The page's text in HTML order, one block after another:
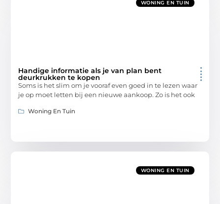
WONING EN TUIN
Handige informatie als je van plan bent
deurkrukken te kopen
Soms is het slim om je vooraf even goed in te lezen waar
je op moet letten bij een nieuwe aankoop. Zo is het ook
Woning En Tuin
WONING EN TUIN